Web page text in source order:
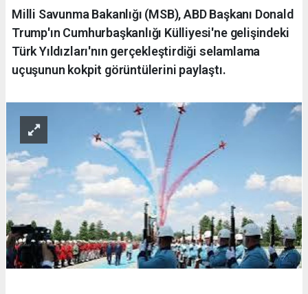
Milli Savunma Bakanlığı (MSB), ABD Başkanı Donald
Trump'ın Cumhurbaşkanlığı Külliyesi'ne gelişindeki
Türk Yıldızları'nın gerçekleştirdiği selamlama
uçuşunun kokpit görüntülerini paylaştı.